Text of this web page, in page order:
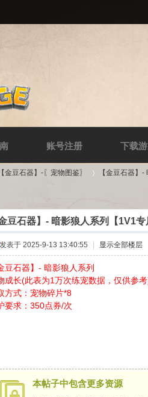
账号注册 下载
【金豆石器】-〖宠物图鉴〗
›
【金豆石器】
金豆石器】- 暗影狼人系列【1V1
发表于 2025-9-13 13:40:55 显示全部楼层
豆石器】- 暗影狼人系列
成长(此表为1万次练宠数据，仅供参
方式：宠物碎片*8
要求：350点券/次
本帖子中包含更多资源